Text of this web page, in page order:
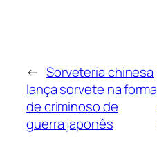
← Sorveteria chinesa
lança sorvete na forma
de criminoso de
guerra japonês